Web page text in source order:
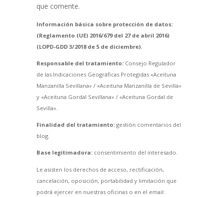
que comente.
Información básica sobre protección de datos:
(Reglamento (UE) 2016/679 del 27 de abril 2016)
(LOPD-GDD 3/2018 de 5 de diciembre).
Responsable del tratamiento:Consejo Regulador
de las Indicaciones Geográficas Protegidas «Aceituna
Manzanilla Sevillana» / «Aceituna Manzanilla de Sevilla»
y «Aceituna Gordal Sevillana» / «Aceituna Gordal de
Sevilla».
Finalidad del tratamiento:gestión comentarios del
blog.
Base legitimadora:consentimiento del interesado.
Le asisten los derechos de acceso, rectificación,
cancelación, oposición, portabilidad y limitación que
podrá ejercer en nuestras oficinas o en el email: